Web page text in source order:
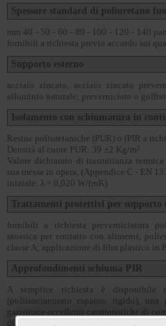
Spessore standard di poliuretano
mm 40 - 50 - 60 - 80 - 100 - 120 - 140
fornibili a richiesta previo accordo sui
Supporto esterno
acciaio zincato, acciaio zincato
alluminio naturale; preverniciato o
Isolamento con schiumatura in
Resine poliuretaniche (PUR) o (PIR a
Densità al cuore PUR: 39 ±2 Kg/m³
Valore dichiarato di trasmittanza
sua messa in opera, (Appendice C - EN
iniziale: λ = 0,020 W/(mK)
Trattamenti protettivi per supporto
fornibili a richiesta preverniciatura
atossica per contatto con alimenti,
classe A; applicazione di film plastico in
Approfondimenti schiuma PIR
A semplice richiesta è disponibile
(poliisocianurato espanso rigido), una
garantisce eccellenti caratteristiche di
di pannelli